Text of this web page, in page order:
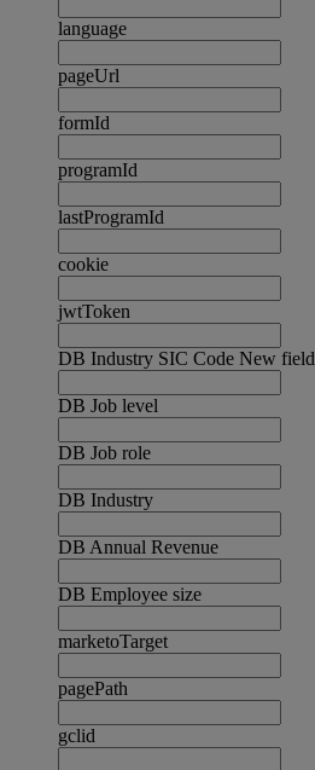
language
pageUrl
formId
programId
lastProgramId
cookie
jwtToken
DB Industry SIC Code New field
DB Job level
DB Job role
DB Industry
DB Annual Revenue
DB Employee size
marketoTarget
pagePath
gclid